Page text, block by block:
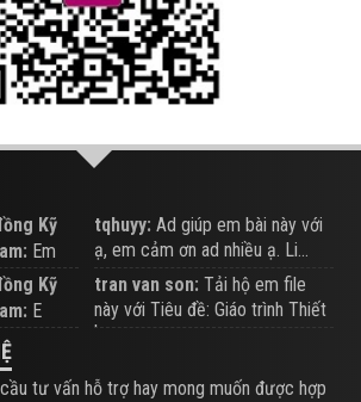
Kỹ
Em
nhé
tqhuyy: Ad giúp em bài này với
ạ, em cảm ơn ad nhiều ạ. Li...
Kỹ
E
tran van son: Tải hộ em file
này với Tiêu đề: Giáo trình Thiết
b...
tư vấn hỗ trợ hay mong muốn được hợp